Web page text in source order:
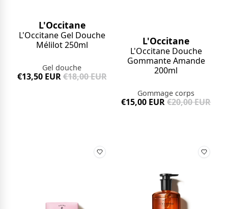
L'Occitane
L'Occitane Gel Douche
Mélilot 250ml
Gel douche
€13,50 EUR€18,00 EUR
L'Occitane
L'Occitane Douche
Gommante Amande
200ml
Gommage corps
€15,00 EUR€20,00 EUR